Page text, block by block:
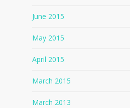
June 2015
May 2015
April 2015
March 2015
March 2013